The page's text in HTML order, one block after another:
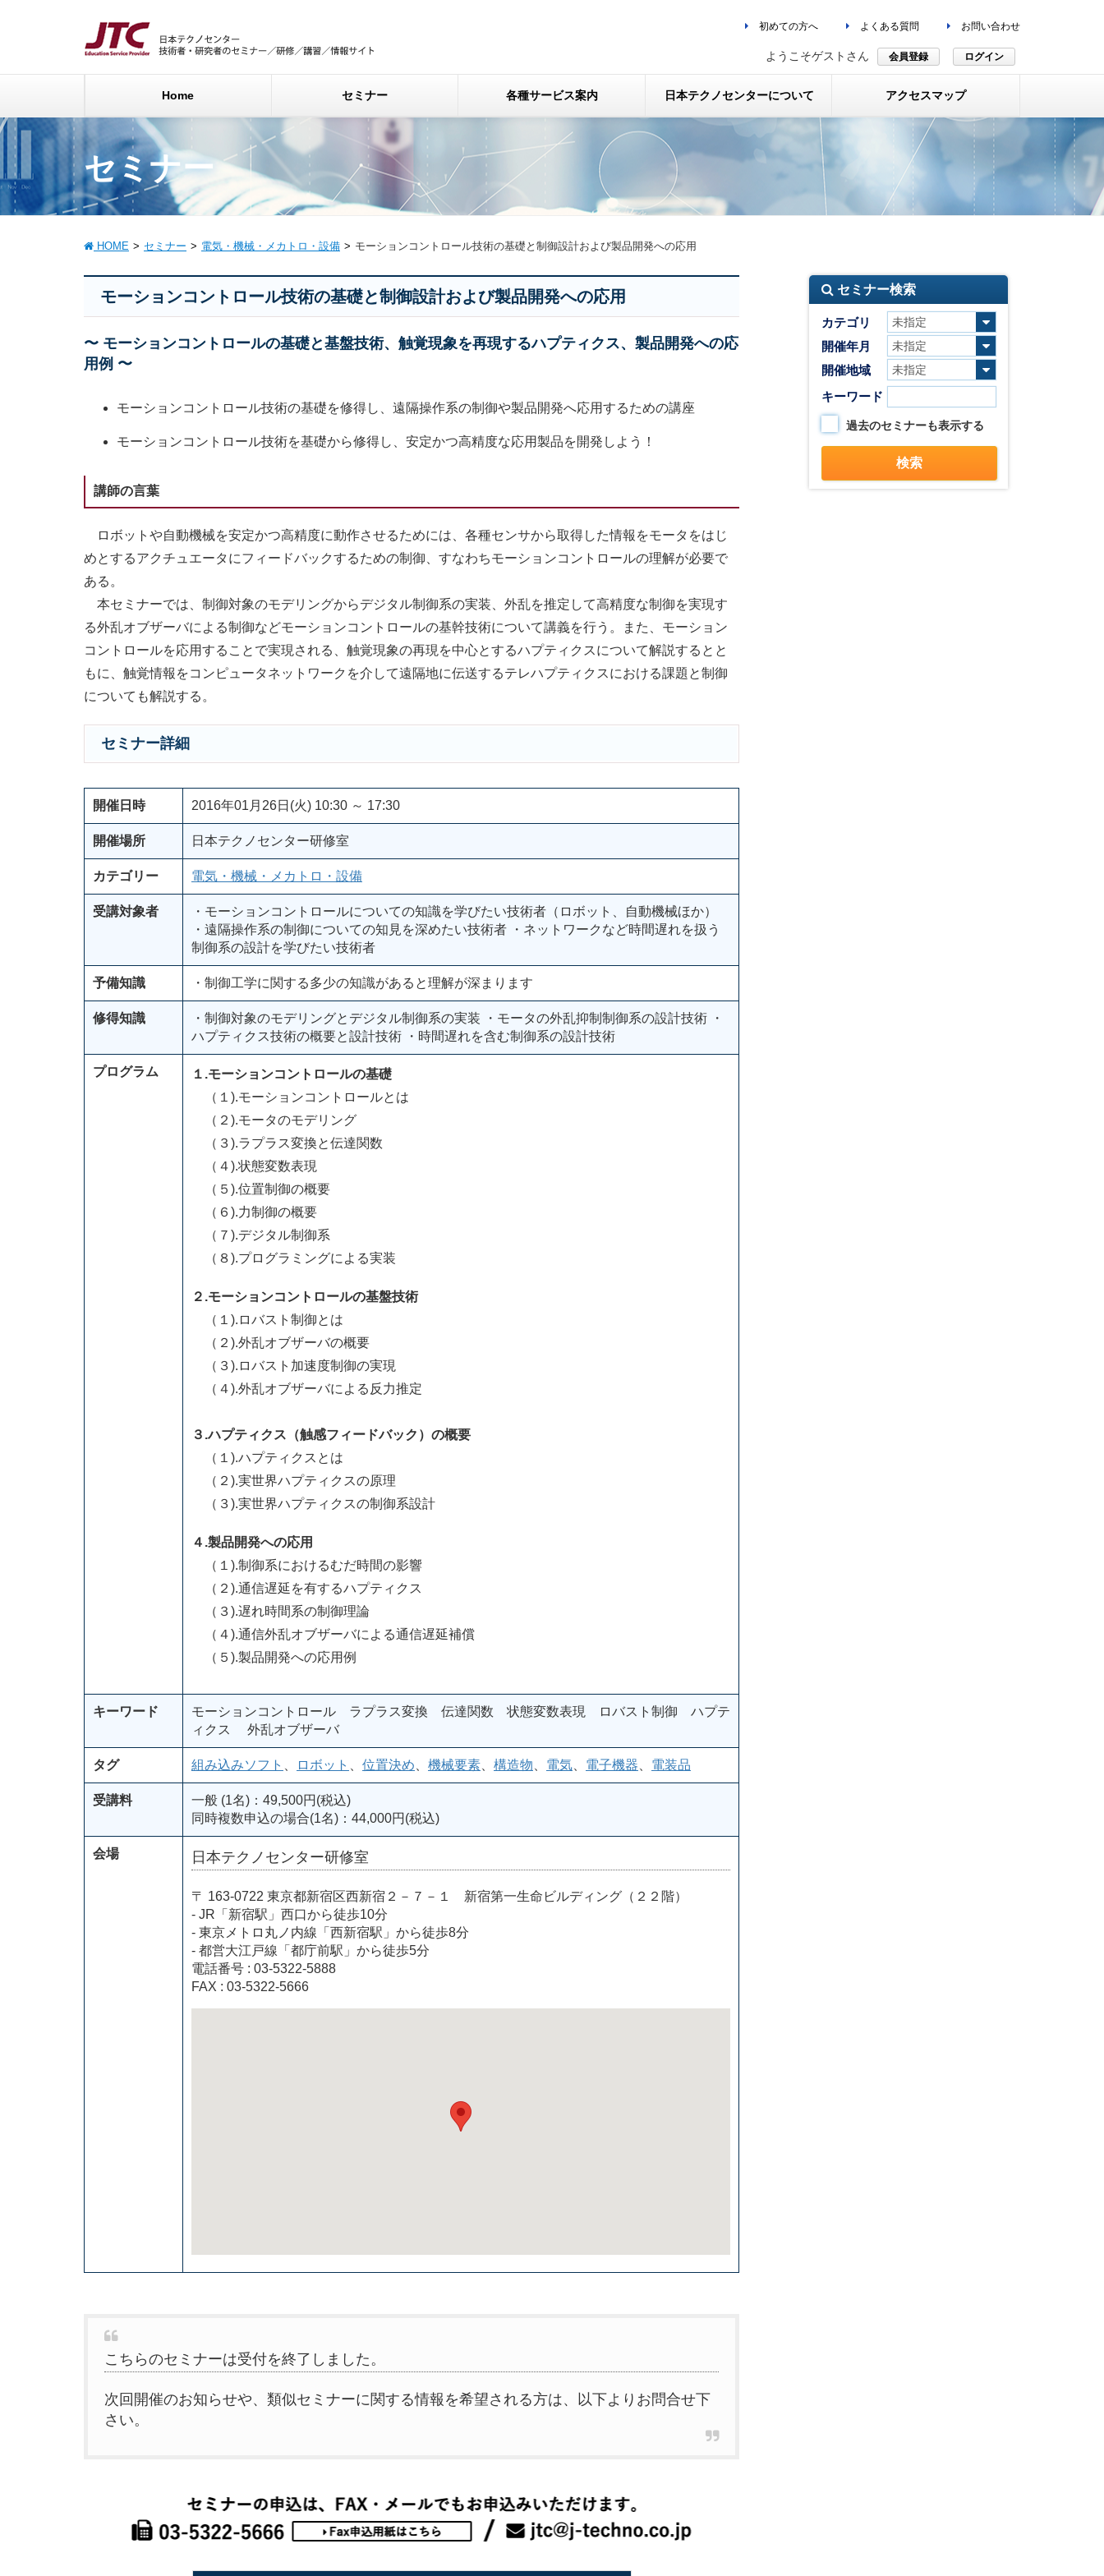
初めての方へ よくある質問 お問い合わせ
ようこそゲストさん 会員登録 ログイン
Home セミナー 各種サービス案内 日本テクノセンターについて アクセスマップ
セミナー
HOME セミナー 電気・機械・メカトロ・設備 モーションコントロール技術の基礎と制御設計および製品開発への応用
モーションコントロール技術の基礎と制御設計および製品開発への応用
〜 モーションコントロールの基礎と基盤技術、触覚現象を再現するハプティクス、製品開発への応
用例 〜
モーションコントロール技術の基礎を修得し、遠隔操作系の制御や製品開発へ応用するための講座
モーションコントロール技術を基礎から修得し、安定かつ高精度な応用製品を開発しよう！
講師の言葉
ロボットや自動機械を安定かつ高精度に動作させるためには、各種センサから取得した情報をモータをはじ
めとするアクチュエータにフィードバックするための制御、すなわちモーションコントロールの理解が必要で
ある。
本セミナーでは、制御対象のモデリングからデジタル制御系の実装、外乱を推定して高精度な制御を実現す
る外乱オブザーバによる制御などモーションコントロールの基幹技術について講義を行う。また、モーション
コントロールを応用することで実現される、触覚現象の再現を中心とするハプティクスについて解説するとと
もに、触覚情報をコンピュータネットワークを介して遠隔地に伝送するテレハプティクスにおける課題と制御
についても解説する。
セミナー詳細
開催日時 2016年01月26日(火) 10:30 ～ 17:30
開催場所 日本テクノセンター研修室
カテゴリー 電気・機械・メカトロ・設備
受講対象者
・モーションコントロールについての知識を学びたい技術者（ロボット、自動機械ほか）
・遠隔操作系の制御についての知見を深めたい技術者 ・ネットワークなど時間遅れを扱う
制御系の設計を学びたい技術者
予備知識 ・制御工学に関する多少の知識があると理解が深まります
修得知識
・制御対象のモデリングとデジタル制御系の実装 ・モータの外乱抑制制御系の設計技術 ・
ハプティクス技術の概要と設計技術 ・時間遅れを含む制御系の設計技術
プログラム
１.モーションコントロールの基礎
（１).モーションコントロールとは
（２).モータのモデリング
（３).ラプラス変換と伝達関数
（４).状態変数表現
（５).位置制御の概要
（６).力制御の概要
（７).デジタル制御系
（８).プログラミングによる実装
２.モーションコントロールの基盤技術
（１).ロバスト制御とは
（２).外乱オブザーバの概要
（３).ロバスト加速度制御の実現
（４).外乱オブザーバによる反力推定
３.ハプティクス（触感フィードバック）の概要
（１).ハプティクスとは
（２).実世界ハプティクスの原理
（３).実世界ハプティクスの制御系設計
４.製品開発への応用
（１).制御系におけるむだ時間の影響
（２).通信遅延を有するハプティクス
（３).遅れ時間系の制御理論
（４).通信外乱オブザーバによる通信遅延補償
（５).製品開発への応用例
キーワード
モーションコントロール ラプラス変換 伝達関数 状態変数表現 ロバスト制御 ハプテ
ィクス 外乱オブザーバ
タグ 組み込みソフト ロボット 位置決め 機械要素 構造物 電気 電子機器 電装品
受講料
一般 (1名)：49,500円(税込)
同時複数申込の場合(1名)：44,000円(税込)
会場 日本テクノセンター研修室
〒 163-0722 東京都新宿区西新宿２－７－１ 新宿第一生命ビルディング（２２階）
- JR「新宿駅」西口から徒歩10分
- 東京メトロ丸ノ内線「西新宿駅」から徒歩8分
- 都営大江戸線「都庁前駅」から徒歩5分
電話番号 : 03-5322-5888
FAX : 03-5322-5666
こちらのセミナーは受付を終了しました。
次回開催のお知らせや、類似セミナーに関する情報を希望される方は、以下よりお問合せ下
さい。
セミナー検索
カテゴリ
開催年月
開催地域
キーワード
過去のセミナーも表示する